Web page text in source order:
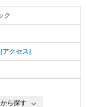
ク
[アクセス]
ら探す